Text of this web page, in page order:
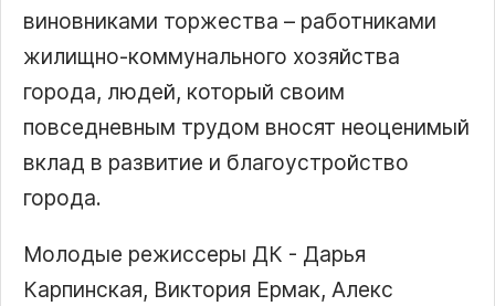
виновниками торжества – работниками
жилищно-коммунального хозяйства
города, людей, который своим
повседневным трудом вносят неоценимый
вклад в развитие и благоустройство
города.
Молодые режиссеры ДК - Дарья
Карпинская, Виктория Ермак, Алекс